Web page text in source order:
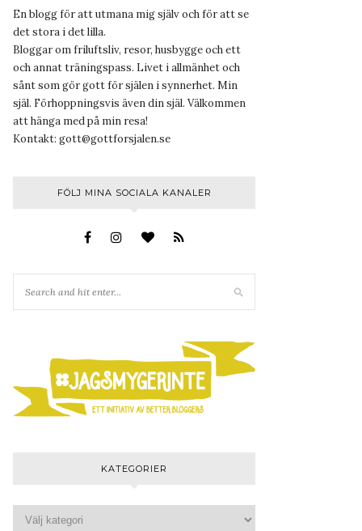
En blogg för att utmana mig själv och för att se
det stora i det lilla.
Bloggar om friluftsliv, resor, husbygge och ett
och annat träningspass. Livet i allmänhet och
sånt som gör gott för själen i synnerhet. Min
själ. Förhoppningsvis även din själ. Välkommen
att hänga med på min resa!
Kontakt: gott@gottforsjalen.se
FÖLJ MINA SOCIALA KANALER
KATEGORIER